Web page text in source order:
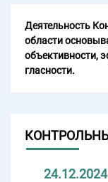
Деятельность
области
объективности,
гласности.
24.12.2024